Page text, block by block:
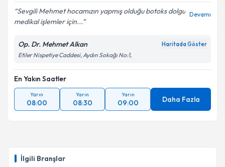
İlgili Branşlar
Sevgili Mehmet hocamızın yapmış olduğu botoks dolgu
medikal işlemler için...
Devamı
Op. Dr. Mehmet Alkan Haritada Göster
Etiler Nispetiye Caddesi, Aydın Sokağı No:1,
En Yakın Saatler
Yarın
08:00
Yarın
08:30
Yarın
09:00 Daha Fazla